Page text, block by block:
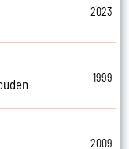
2023
1999
2009